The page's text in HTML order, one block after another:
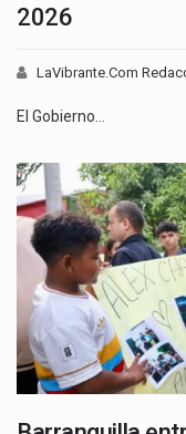
2026
LaVibrante.Com
El Gobierno…